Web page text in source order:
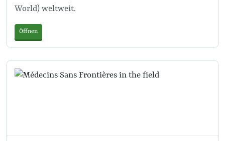
World) weltweit.
Öffnen